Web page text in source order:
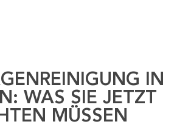
IN
WAS SIE JETZT
MÜSSEN